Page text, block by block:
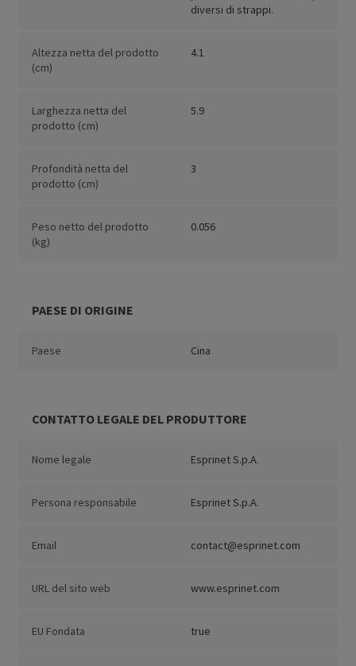
diversi di strappi.
Altezza netta del prodotto
(cm)
4.1
Larghezza netta del
prodotto (cm)
5.9
Profondità netta del
prodotto (cm)
3
Peso netto del prodotto
(kg)
0.056
PAESE DI ORIGINE
Paese Cina
CONTATTO LEGALE DEL PRODUTTORE
Nome legale Esprinet S.p.A.
Persona responsabile Esprinet S.p.A.
Email contact@esprinet.com
URL del sito web www.esprinet.com
EU Fondata true